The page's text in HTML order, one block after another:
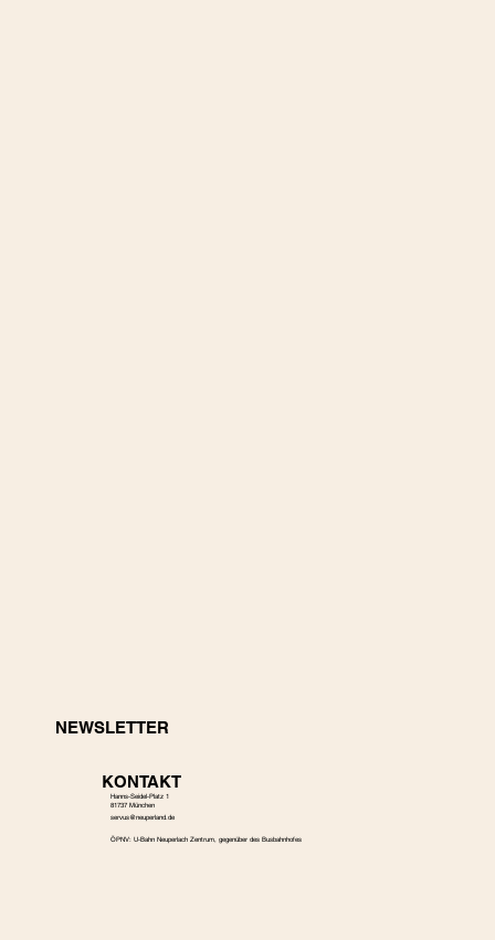
KONTAKT
Hanns-Seidel-Platz 1
81737 München
servus@neuperland.de
ÖPNV: U-Bahn Neuperlach Zentrum, gegenüber des Busbahnhofes
NEWSLETTER